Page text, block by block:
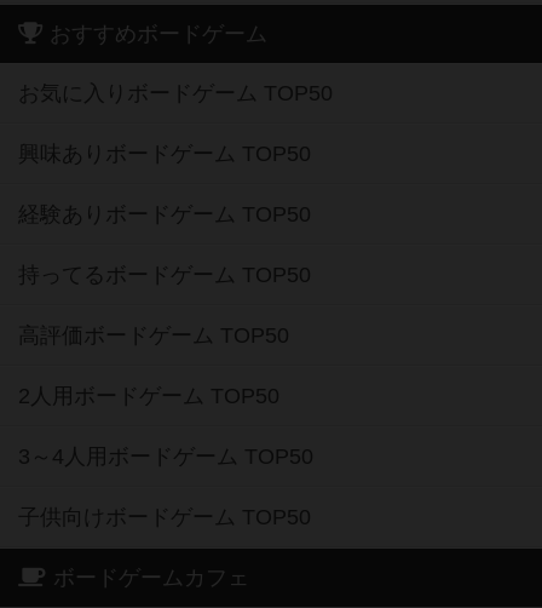
おすすめボードゲーム
お気に入りボードゲーム TOP50
興味ありボードゲーム TOP50
経験ありボードゲーム TOP50
持ってるボードゲーム TOP50
高評価ボードゲーム TOP50
2人用ボードゲーム TOP50
3～4人用ボードゲーム TOP50
子供向けボードゲーム TOP50
ボードゲームカフェ